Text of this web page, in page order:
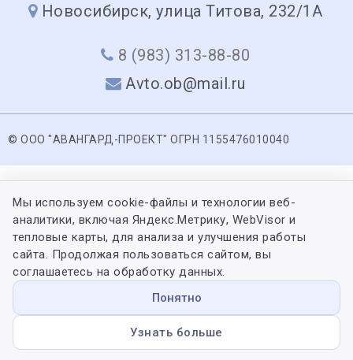
Новосибирск, улица Титова, 232/1А
8 (983) 313-88-80
Avto.ob@mail.ru
© ООО "АВАНГАРД-ПРОЕКТ" ОГРН 1155476010040
Мы используем cookie-файлы и технологии веб-
аналитики, включая Яндекс.Метрику, WebVisor и
тепловые карты, для анализа и улучшения работы
сайта. Продолжая пользоваться сайтом, вы
соглашаетесь на обработку данных.
Понятно
Узнать больше